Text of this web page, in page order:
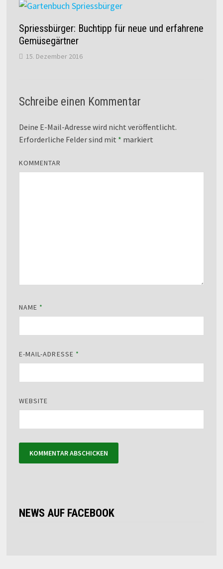
Spriessbürger: Buchtipp für neue und erfahrene
Gemüsegärtner
15. Dezember 2016
Schreibe einen Kommentar
Deine E-Mail-Adresse wird nicht veröffentlicht.
Erforderliche Felder sind mit * markiert
KOMMENTAR
NAME *
E-MAIL-ADRESSE *
WEBSITE
NEWS AUF FACEBOOK